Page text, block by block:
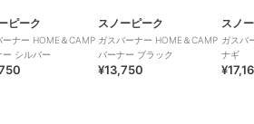
ピーク
ーナー HOME＆CAMP
ー シルバー
スノーピーク
ガスバーナー HOME＆CAMP
バーナー ブラック
¥13,750
スノ
ガスバ
ナギ